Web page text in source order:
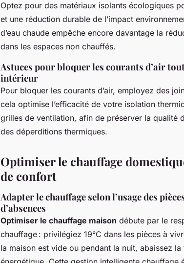
Optez pour des matériaux isolants écologiques
et une réduction durable de l’impact
d’eau chaude empêche encore davantage la
dans les espaces non chauffés.
Astuces pour bloquer les courants d’air
intérieur
Pour bloquer les courants d’air, employez des
cela optimise l’efficacité de votre isolation
grilles de ventilation, afin de préserver la qualité
des déperditions thermiques.
Optimiser le chauffage
de confort
Adapter le chauffage selon l’usage des
d’absences
Optimiser le chauffage maison débute par le
chauffage : privilégiez 19°C dans les pièces à
la maison est vide ou pendant la nuit, abaissez